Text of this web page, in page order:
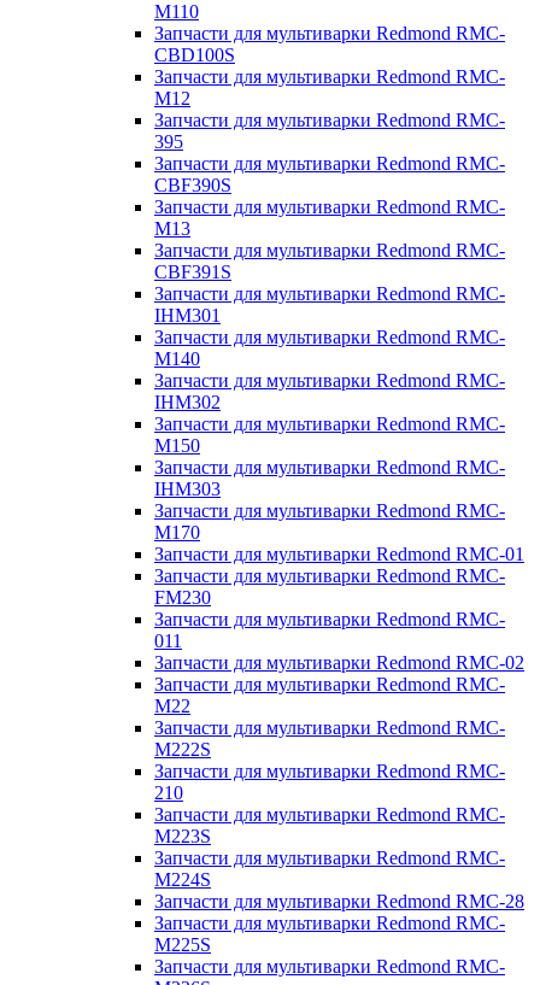
M110
Запчасти для мультиварки Redmond RMC-
CBD100S
Запчасти для мультиварки Redmond RMC-
M12
Запчасти для мультиварки Redmond RMC-
395
Запчасти для мультиварки Redmond RMC-
CBF390S
Запчасти для мультиварки Redmond RMC-
M13
Запчасти для мультиварки Redmond RMC-
CBF391S
Запчасти для мультиварки Redmond RMC-
IHM301
Запчасти для мультиварки Redmond RMC-
M140
Запчасти для мультиварки Redmond RMC-
IHM302
Запчасти для мультиварки Redmond RMC-
M150
Запчасти для мультиварки Redmond RMC-
IHM303
Запчасти для мультиварки Redmond RMC-
M170
Запчасти для мультиварки Redmond RMC-01
Запчасти для мультиварки Redmond RMC-
FM230
Запчасти для мультиварки Redmond RMC-
011
Запчасти для мультиварки Redmond RMC-02
Запчасти для мультиварки Redmond RMC-
M22
Запчасти для мультиварки Redmond RMC-
M222S
Запчасти для мультиварки Redmond RMC-
210
Запчасти для мультиварки Redmond RMC-
M223S
Запчасти для мультиварки Redmond RMC-
M224S
Запчасти для мультиварки Redmond RMC-28
Запчасти для мультиварки Redmond RMC-
M225S
Запчасти для мультиварки Redmond RMC-